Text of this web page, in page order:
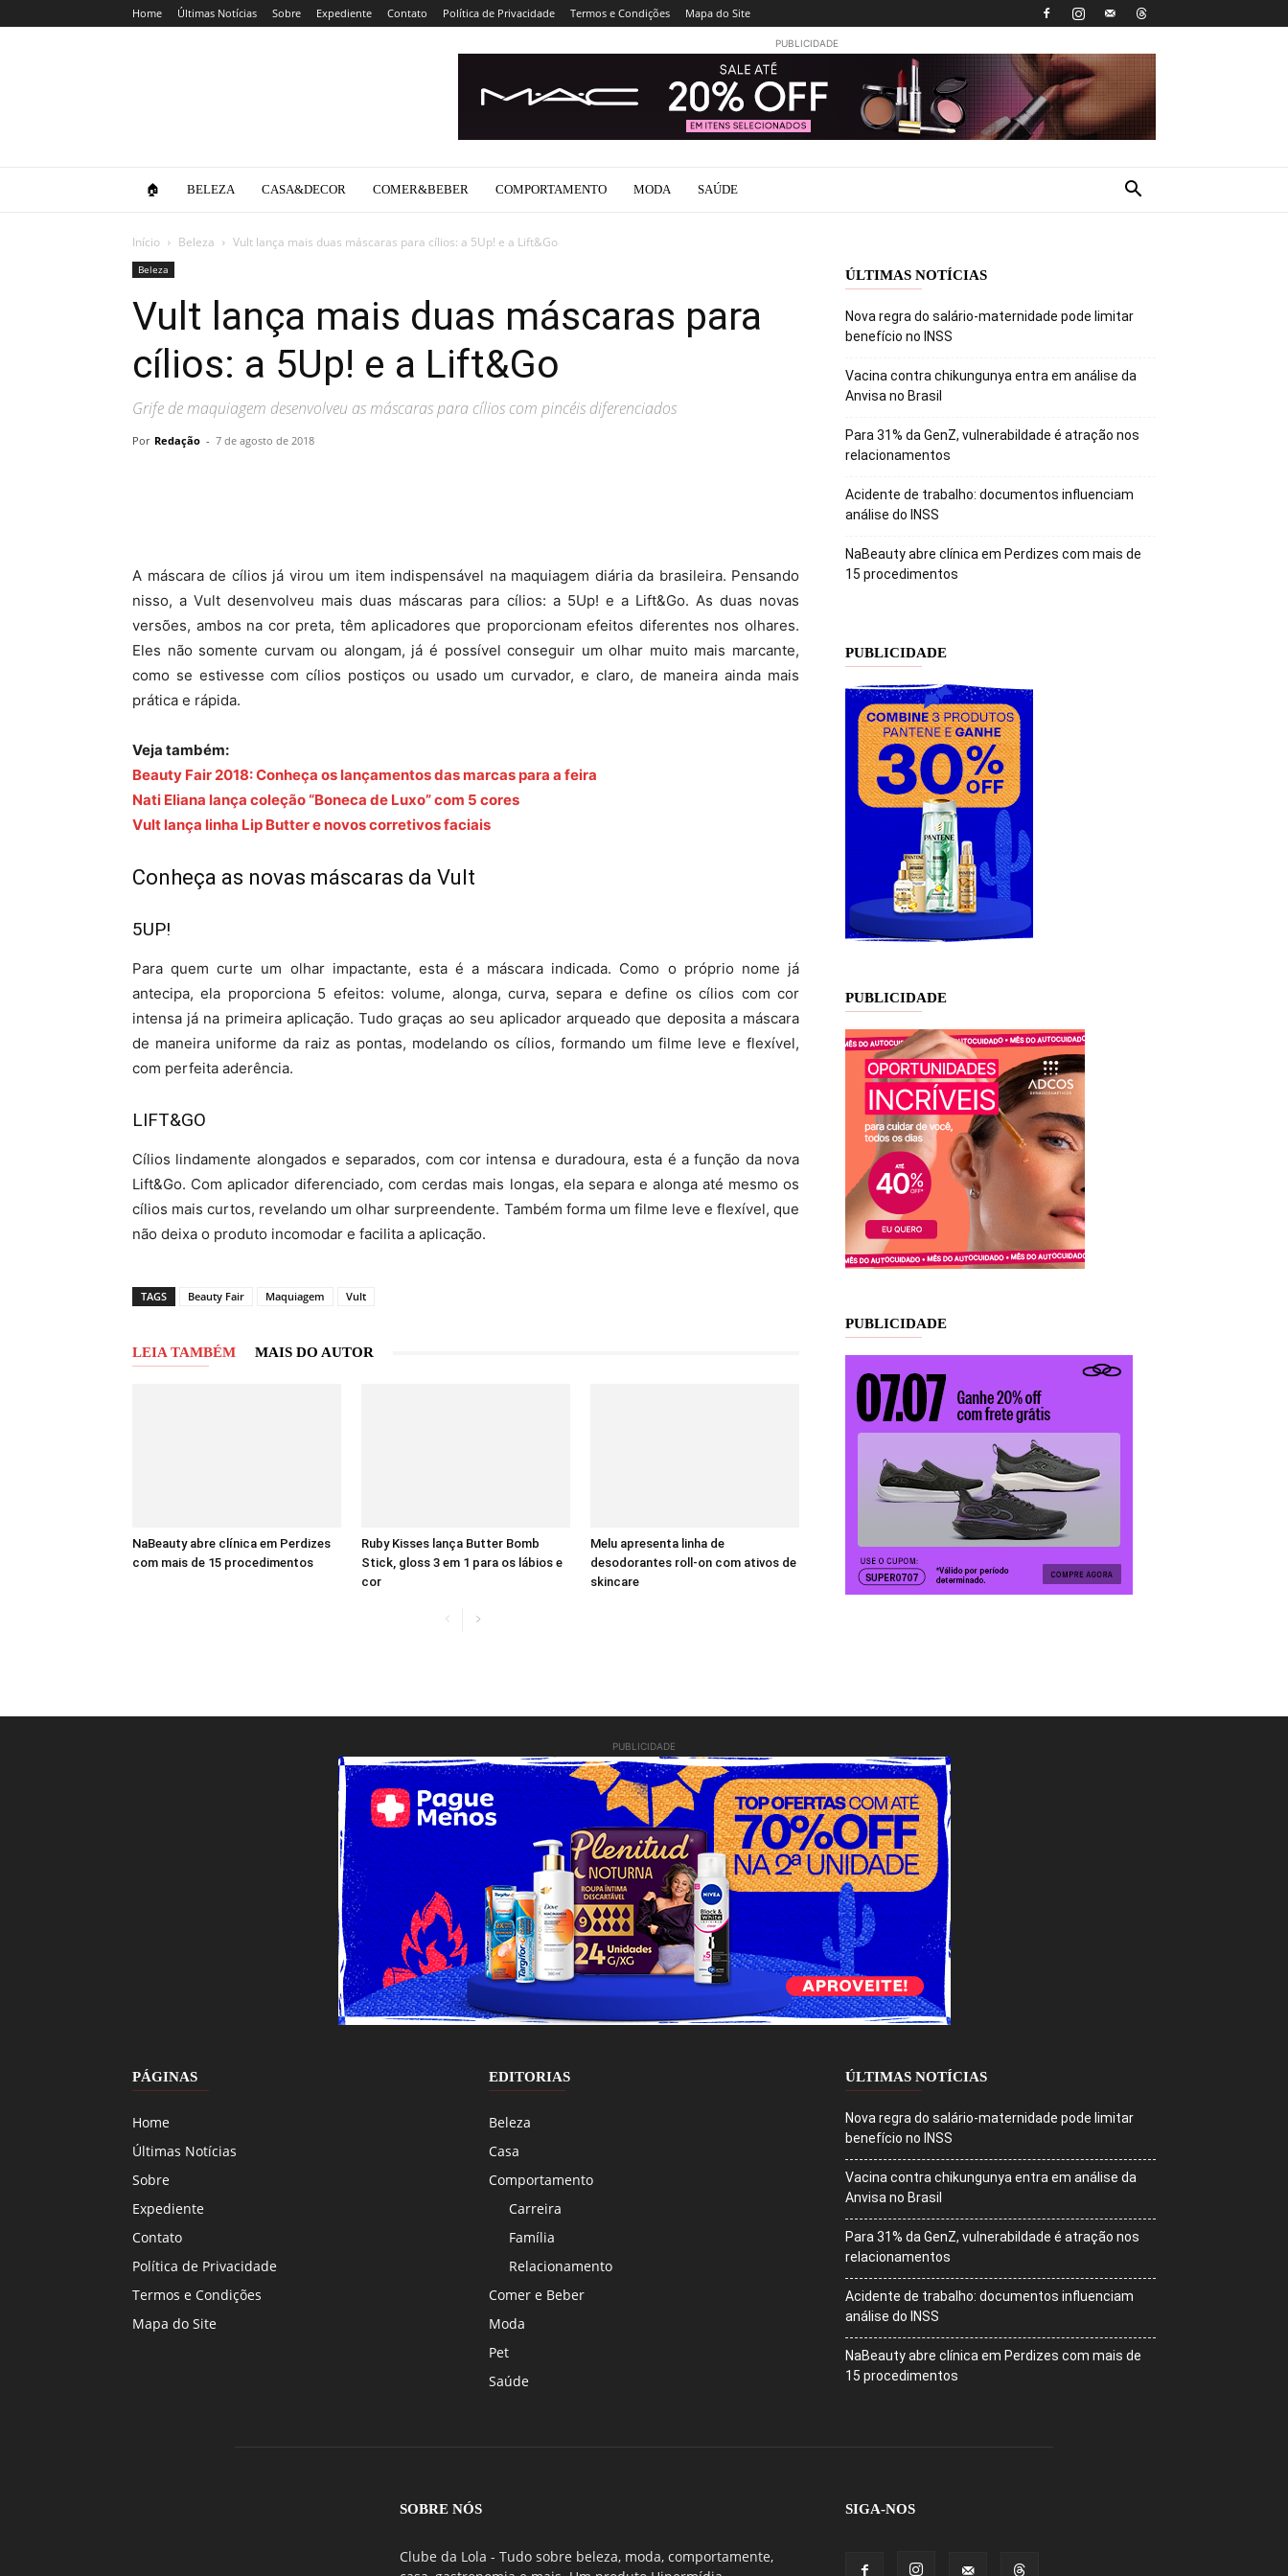
Home Últimas Notícias Sobre Expediente Contato Política de Privacidade Termos e Condições Mapa do Site
PUBLICIDADE
🏠 BELEZA CASA&DECOR COMER&BEBER COMPORTAMENTO MODA SAÚDE
Início Beleza Vult lança mais duas máscaras para cílios: a 5Up! e a Lift&Go
Beleza
Vult lança mais duas máscaras para
cílios: a 5Up! e a Lift&Go
Grife de maquiagem desenvolveu as máscaras para cílios com pincéis diferenciados
Por Redação - 7 de agosto de 2018
A máscara de cílios já virou um item indispensável na maquiagem diária da brasileira. Pensando
nisso, a Vult desenvolveu mais duas máscaras para cílios: a 5Up! e a Lift&Go. As duas novas
versões, ambos na cor preta, têm aplicadores que proporcionam efeitos diferentes nos olhares.
Eles não somente curvam ou alongam, já é possível conseguir um olhar muito mais marcante,
como se estivesse com cílios postiços ou usado um curvador, e claro, de maneira ainda mais
prática e rápida.
Veja também:
Beauty Fair 2018: Conheça os lançamentos das marcas para a feira
Nati Eliana lança coleção “Boneca de Luxo” com 5 cores
Vult lança linha Lip Butter e novos corretivos faciais
Conheça as novas máscaras da Vult
5UP!
Para quem curte um olhar impactante, esta é a máscara indicada. Como o próprio nome já
antecipa, ela proporciona 5 efeitos: volume, alonga, curva, separa e define os cílios com cor
intensa já na primeira aplicação. Tudo graças ao seu aplicador arqueado que deposita a máscara
de maneira uniforme da raiz as pontas, modelando os cílios, formando um filme leve e flexível,
com perfeita aderência.
LIFT&GO
Cílios lindamente alongados e separados, com cor intensa e duradoura, esta é a função da nova
Lift&Go. Com aplicador diferenciado, com cerdas mais longas, ela separa e alonga até mesmo os
cílios mais curtos, revelando um olhar surpreendente. Também forma um filme leve e flexível, que
não deixa o produto incomodar e facilita a aplicação.
TAGS Beauty Fair Maquiagem Vult
LEIA TAMBÉM MAIS DO AUTOR
NaBeauty abre clínica em Perdizes
com mais de 15 procedimentos
Ruby Kisses lança Butter Bomb
Stick, gloss 3 em 1 para os lábios e
cor
Melu apresenta linha de
desodorantes roll-on com ativos de
skincare
ÚLTIMAS NOTÍCIAS
Nova regra do salário-maternidade pode limitar
benefício no INSS
Vacina contra chikungunya entra em análise da
Anvisa no Brasil
Para 31% da GenZ, vulnerabildade é atração nos
relacionamentos
Acidente de trabalho: documentos influenciam
análise do INSS
NaBeauty abre clínica em Perdizes com mais de
15 procedimentos
PUBLICIDADE
PUBLICIDADE
PUBLICIDADE
PUBLICIDADE
PÁGINAS
Home
Últimas Notícias
Sobre
Expediente
Contato
Política de Privacidade
Termos e Condições
Mapa do Site
EDITORIAS
Beleza
Casa
Comportamento
Carreira
Família
Relacionamento
Comer e Beber
Moda
Pet
Saúde
ÚLTIMAS NOTÍCIAS
Nova regra do salário-maternidade pode limitar
benefício no INSS
Vacina contra chikungunya entra em análise da
Anvisa no Brasil
Para 31% da GenZ, vulnerabildade é atração nos
relacionamentos
Acidente de trabalho: documentos influenciam
análise do INSS
NaBeauty abre clínica em Perdizes com mais de
15 procedimentos
SOBRE NÓS
Clube da Lola - Tudo sobre beleza, moda, comportamente,
SIGA-NOS